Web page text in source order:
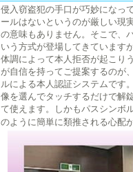
侵入窃盗犯の手口が巧妙になっ
ールはないというのが厳しい現
の意味もありません。そこで、
いう方式が登場してきています
体調によって本人拒否が起こり
が自信を持ってご提案するのが
ルによる本人認証システムです
像を選んでタッチするだけで解
て使えます。しかもパスシンボ
のように簡単に類推される心配